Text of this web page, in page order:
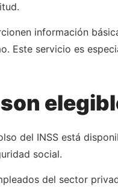
información
Este servicio es
del INSS está
social.
del sector